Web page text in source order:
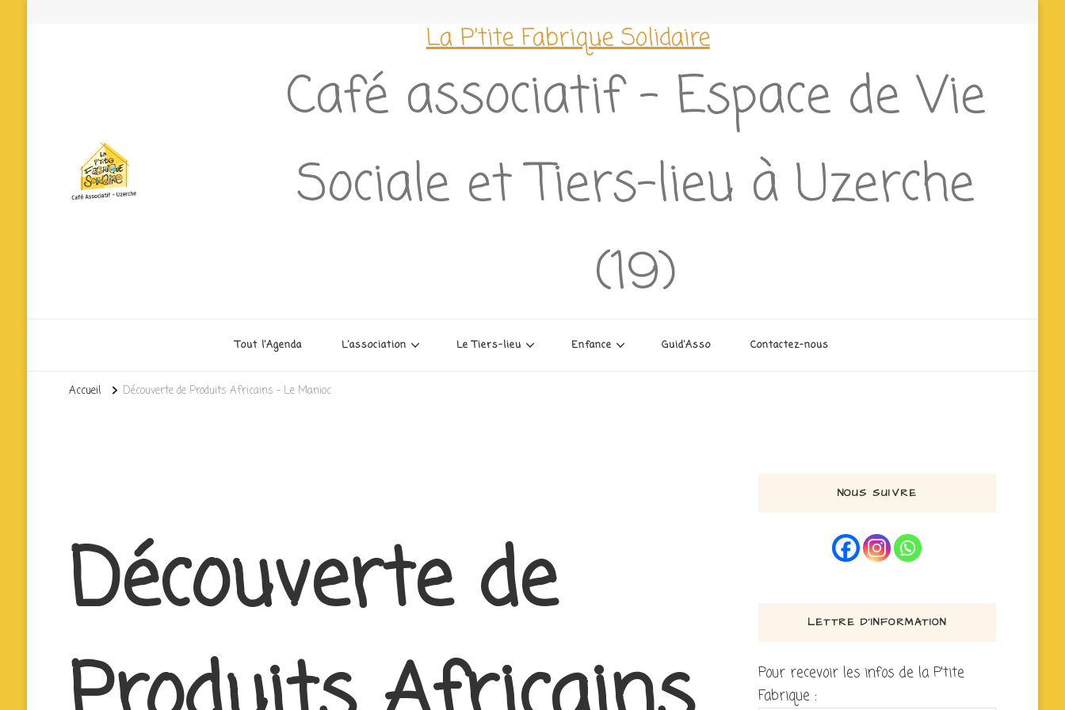
La P'tite Fabrique Solidaire
Café associatif – Espace de Vie
Sociale et Tiers-lieu à Uzerche
(19)
Tout l’Agenda L’association Le Tiers-lieu Enfance Guid’Asso Contactez-nous
Accueil Découverte de Produits Africains – Le Manioc
Découverte de
NOUS SUIVRE
LETTRE D’INFORMATION
Pour recevoir les infos de la P'tite
Fabrique :